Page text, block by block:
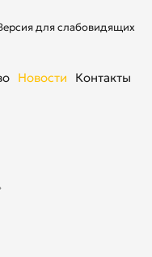
для слабовидящих
Новости Контакты